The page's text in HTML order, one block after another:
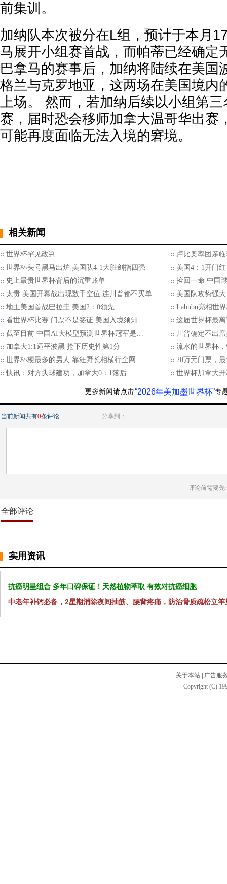
前集训。
加纳队本次被分在L组，预计于本月
马展开小组赛首战，而帕蒂已经确定
巴拿马的赛事后，加纳将陆续在美国
格兰与克罗地亚，这两场在美国境内
上场。 然而，若加纳后续以小组第
赛，届时恐会移师加拿大温哥华出赛
可能再度面临无法入境的窘境。
相关新闻
世界杯罕见改判
卢比奥率团亲
世界杯头号黑马出炉 美国队4-1大胜剑指四强
美国4：1开门
史上最贵世界杯背后的沉重账单
捡回一命 中国
太贵 美国开幕战出现数千空位 连川普都不买单
美国队攻势强
地主美国首战巴拉圭 美国2：0领先
Labubu亮相世
看世界杯比赛 门票不是签证 美国入境须知
这届世界杯最
截至目前 中国AI大模型预测世界杯冠军是…
川普确定不出
加拿大1:1逼平波黑 抢下历史性第1分
流水的世界杯
世界杯梗最多的男人 靠狂野长相横行全网
20万元门票，
快讯：对方头球建功，加拿大0：1落后
世界杯加拿大
“2026年美加墨世界杯”
当前新闻共有0条评论 分享到：
评论前需要先
全部评论
实用资讯
抗癌明星组合 多年口碑保证！天然植物萃取 有效对抗癌细胞
中老年补钙必备，2星期消除夜间抽筋、腰背疼痛，防治骨质疏松立竿
关于本站
广告服
Copyright (C)